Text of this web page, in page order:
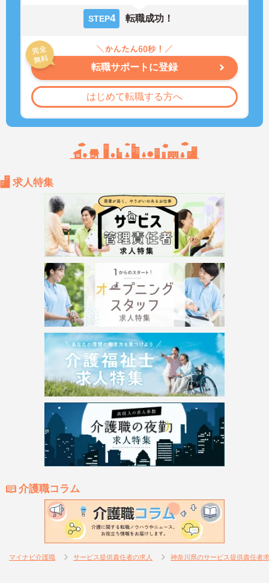
STEP4 転職成功！
転職サポートに登録
はじめて転職する方へ
求人特集
介護職コラム
マイナビ介護職 サービス提供責任者の求人 神奈川県のサービス提供責任者